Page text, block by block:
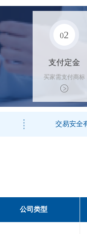
02
支付定金
买家需支付商标
标价的50%的购
买订金
交易安全
公司类型